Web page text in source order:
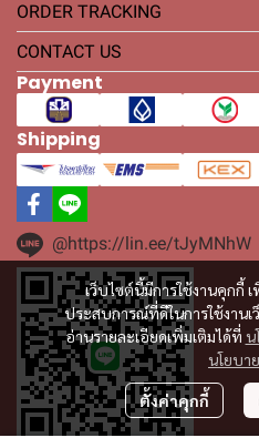
เว็บไซต์นี้มีการใช้งานคุกกี้
ประสบการณ์ที่ดีในการใช้งาน
อ่านรายละเอียดเพิ่มเติมได้ที่ น
นโยบา
ตั้งค่าคุกกี้
ORDER TRACKING
CONTACT US
Payment
Shipping
@https://lin.ee/tJyMNhW